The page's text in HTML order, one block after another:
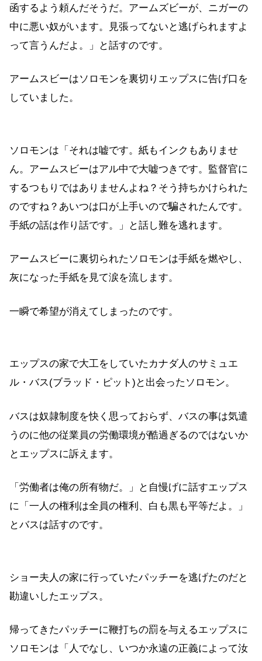
函するよう頼んだそうだ。アームズビーが、ニガーの
中に悪い奴がいます。見張ってないと逃げられますよ
って言うんだよ。」と話すのです。
アームスビーはソロモンを裏切りエップスに告げ口を
していました。
ソロモンは「それは嘘です。紙もインクもありませ
ん。アームスビーはアル中で大嘘つきです。監督官に
するつもりではありませんよね？そう持ちかけられた
のですね？あいつは口が上手いので騙されたんです。
手紙の話は作り話です。」と話し難を逃れます。
アームスビーに裏切られたソロモンは手紙を燃やし、
灰になった手紙を見て涙を流します。
一瞬で希望が消えてしまったのです。
エップスの家で大工をしていたカナダ人のサミュエ
ル・バス(ブラッド・ピット)と出会ったソロモン。
バスは奴隷制度を快く思っておらず、バスの事は気遣
うのに他の従業員の労働環境が酷過ぎるのではないか
とエップスに訴えます。
「労働者は俺の所有物だ。」と自慢げに話すエップス
に「一人の権利は全員の権利、白も黒も平等だよ。」
とバスは話すのです。
ショー夫人の家に行っていたパッチーを逃げたのだと
勘違いしたエップス。
帰ってきたパッチーに鞭打ちの罰を与えるエップスに
ソロモンは「人でなし、いつか永遠の正義によって汝